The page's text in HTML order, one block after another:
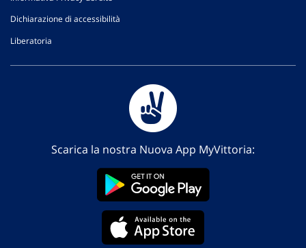
Dichiarazione di accessibilità
Liberatoria
Scarica la nostra Nuova App MyVittoria: